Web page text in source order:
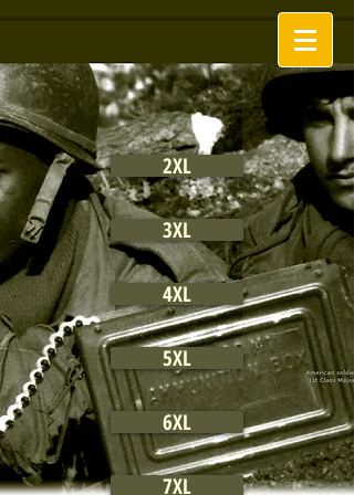
2XL
3XL
4XL
5XL
6XL
7XL